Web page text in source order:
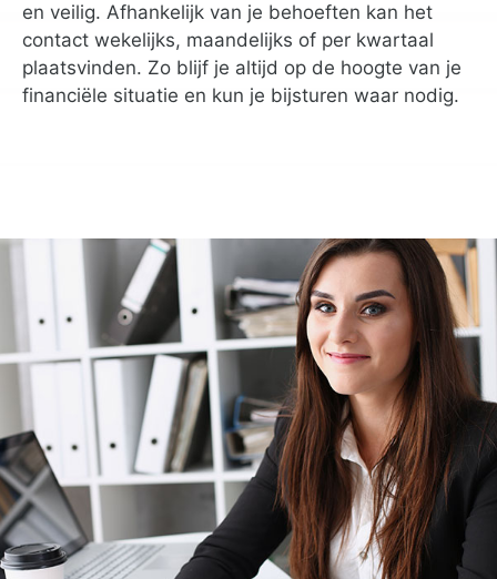
en veilig. Afhankelijk van je behoeften kan het
contact wekelijks, maandelijks of per kwartaal
plaatsvinden. Zo blijf je altijd op de hoogte van je
financiële situatie en kun je bijsturen waar nodig.